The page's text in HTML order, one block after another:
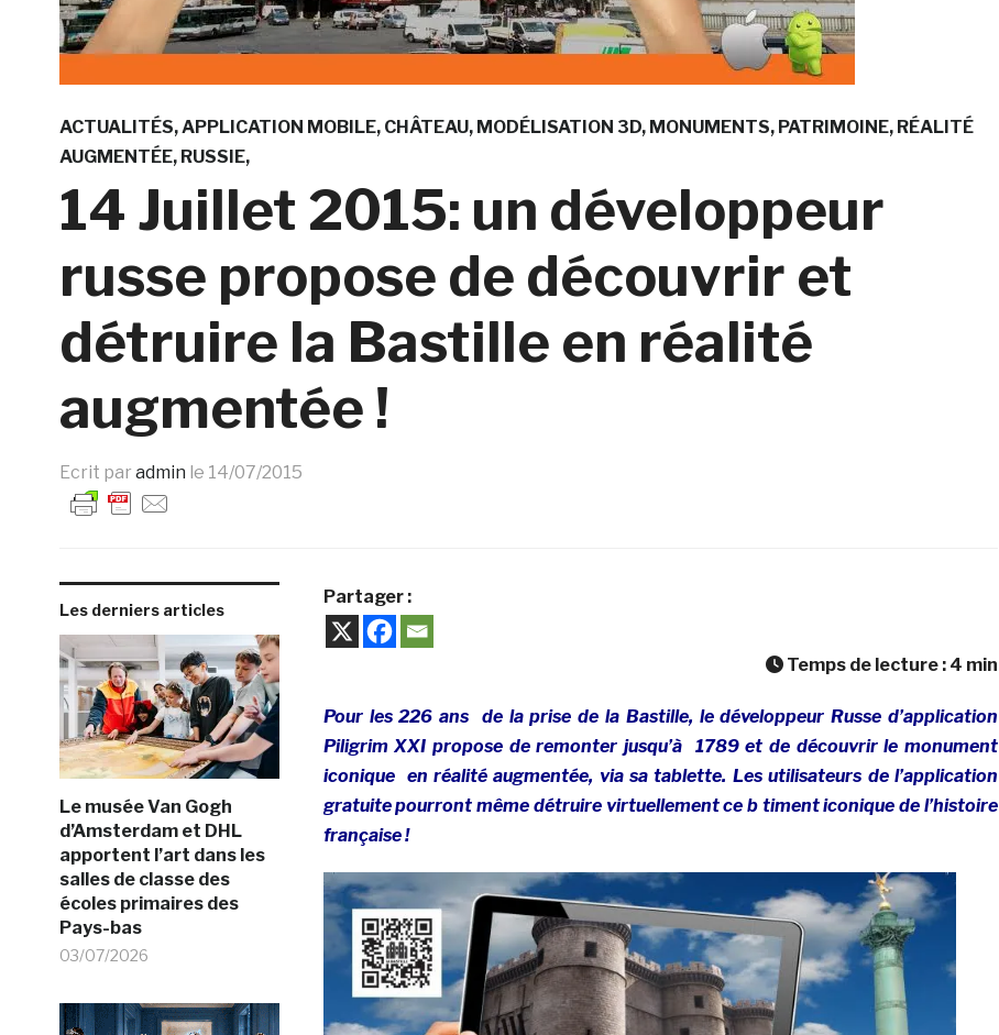
ACTUALITÉS APPLICATION MOBILE CHÂTEAU MODÉLISATION 3D MONUMENTS PATRIMOINE RÉALITÉ
AUGMENTÉE RUSSIE
14 Juillet 2015: un développeur
russe propose de découvrir et
détruire la Bastille en réalité
augmentée !
Ecrit par admin le 14/07/2015
Les derniers articles
Le musée Van Gogh
d’Amsterdam et DHL
apportent l’art dans les
salles de classe des
écoles primaires des
Pays-bas
03/07/2026
Partager :
Temps de lecture : 4 min
Pour les 226 ans de la prise de la Bastille, le développeur Russe d’application
Piligrim XXI propose de remonter jusqu’à 1789 et de découvrir le monument
iconique en réalité augmentée, via sa tablette. Les utilisateurs de l’application
gratuite pourront même détruire virtuellement ce b timent iconique de l’histoire
française !